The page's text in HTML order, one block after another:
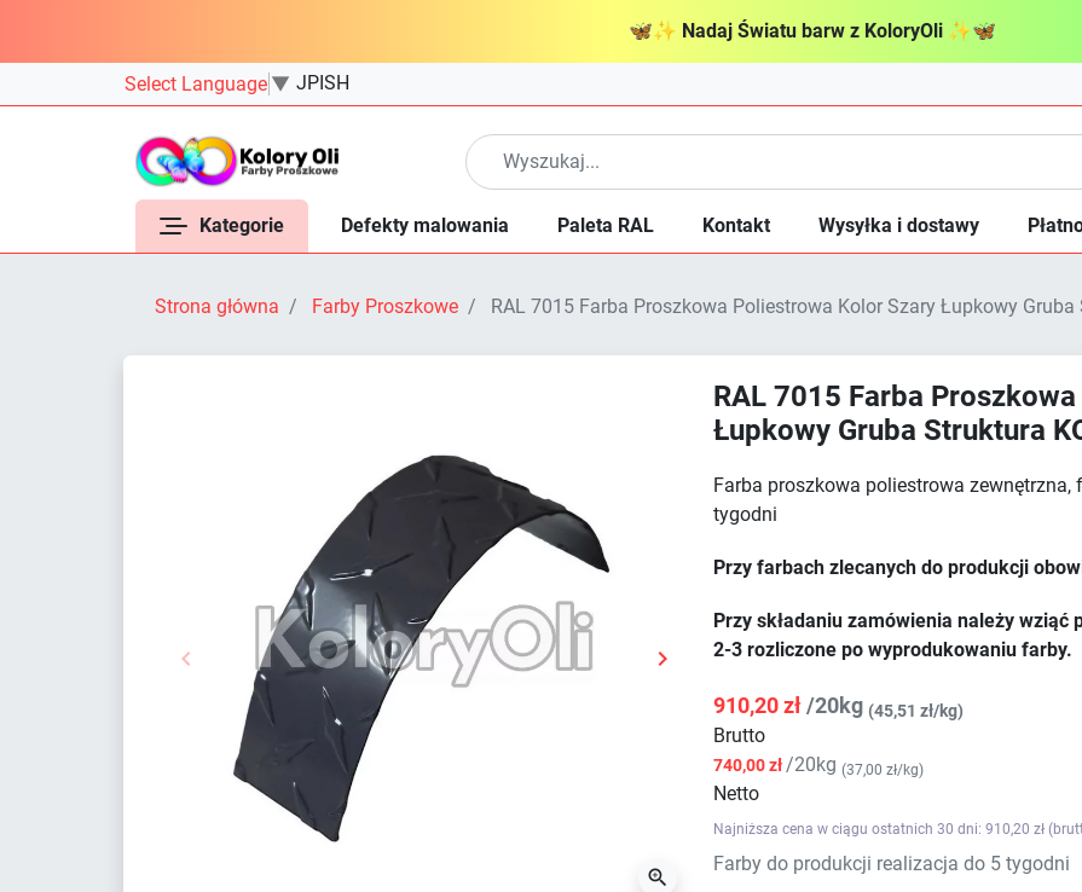
🦋✨ Nadaj Światu barw z KoloryOli ✨🦋
Select Language ▼ JPISH
Kategorie Defekty malowania Paleta RAL Kontakt Wysyłka i dostawy
Strona główna Farby Proszkowe RAL 7015 Farba Proszkowa Poliestrowa Kolor Szary Łupkowy
Poprzedni
 Następny


RAL 7015 Farba
Łupkowy Gruba Struktura
Farba proszkowa poliestrowa
tygodni
Przy farbach zlecanych do produkcji
Przy składaniu zamówienia należy
2-3 rozliczone po wyprodukowaniu farby.
910,20 zł/20kg (45,51 zł/kg)
Brutto
740,00 zł /20kg (37,00 zł/kg)
Netto
Najniższa cena w ciągu ostatnich 30 dni: 910,20 zł
Farby do produkcji realizacja do 5 tygodni